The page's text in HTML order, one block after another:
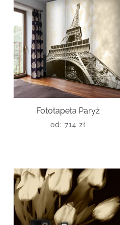
Fototapeta Paryż
od: 714 zł